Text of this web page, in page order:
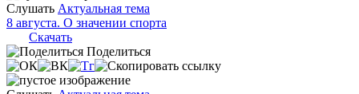
Слушать Актуальная тема
8 августа. О значении спорта
Скачать
Поделиться